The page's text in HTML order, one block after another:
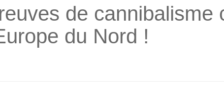
de cannibalisme
du Nord !